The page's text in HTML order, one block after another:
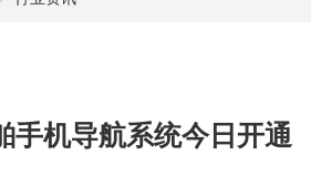
手机导航系统今日开通